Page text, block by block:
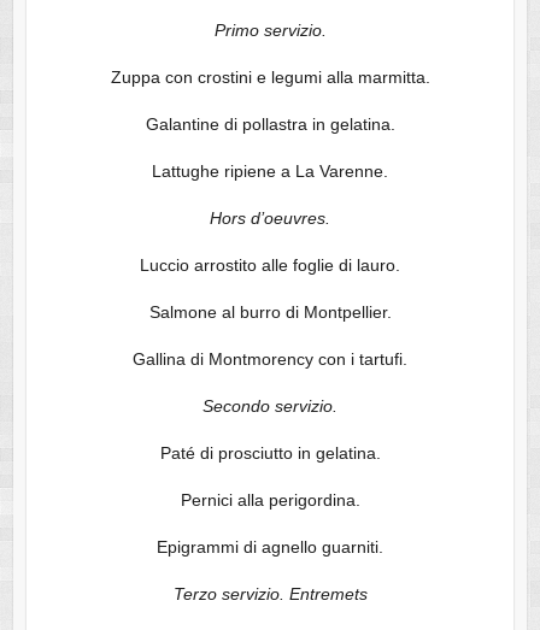
Primo servizio.
Zuppa con crostini e legumi alla marmitta.
Galantine di pollastra in gelatina.
Lattughe ripiene a La Varenne.
Hors d’oeuvres.
Luccio arrostito alle foglie di lauro.
Salmone al burro di Montpellier.
Gallina di Montmorency con i tartufi.
Secondo servizio.
Paté di prosciutto in gelatina.
Pernici alla perigordina.
Epigrammi di agnello guarniti.
Terzo servizio. Entremets